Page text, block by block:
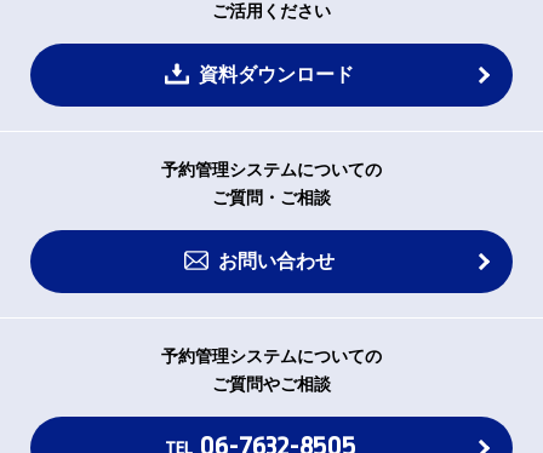
ご活用ください
資料ダウンロード
予約管理システムについての
ご質問・ご相談
お問い合わせ
予約管理システムについての
ご質問やご相談
TEL